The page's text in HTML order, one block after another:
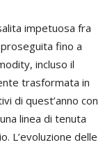
impetuosa fra
fino a
incluso il
trasformata in
di quest’anno con
linea di tenuta
L’evoluzione delle